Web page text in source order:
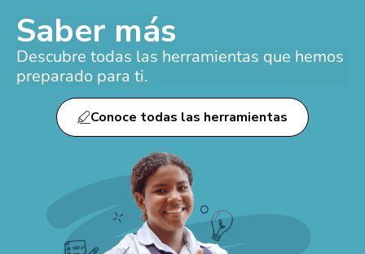
Saber más
Descubre todas las herramientas que hemos
preparado para ti.
Conoce todas las herramientas